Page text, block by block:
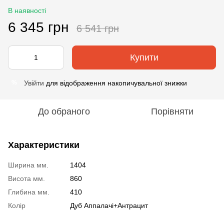
В наявності
6 345 грн 6 541 грн
Купити
Увійти для відображення накопичувальної знижки
До обраного Порівняти
Характеристики
Ширина мм.
1404
Висота мм.
860
Глибина мм.
410
Колір
Дуб Аппалачі+Антрацит